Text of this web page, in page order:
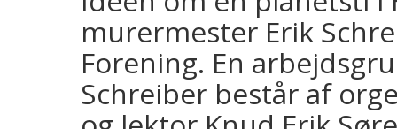
murermester Erik
Forening. En
Schreiber består af